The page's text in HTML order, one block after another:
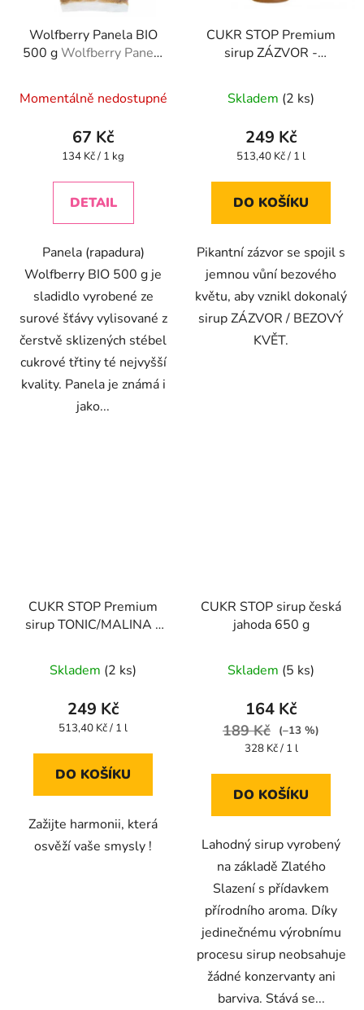
Wolfberry Panela BIO
500 gWolfberry Panela
Momentálně nedostupné
67 Kč
Měrná
134 Kč / 1 kg
DETAIL
Panela (rapadura)
Wolfberry BIO 500 g je
sladidlo vyrobené ze
surové šťávy vylisované z
čerstvě sklizených stébel
cukrové třtiny té nejvyšší
kvality. Panela je známá i
jako...
CUKR STOP Premium
sirup ZÁZVOR -
Skladem (2 ks)
249 Kč
Měrná
513,40 Kč / 1 l
DO KOŠÍKU
Pikantní zázvor se spojil s
jemnou vůní bezového
květu, aby vznikl dokonalý
sirup ZÁZVOR / BEZOVÝ
KVĚT.
CUKR STOP Premium
sirup TONIC/MALINA -
Skladem (2 ks)
249 Kč
Měrná
513,40 Kč / 1 l
DO KOŠÍKU
Zažijte harmonii, která
osvěží vaše smysly !
CUKR STOP sirup česká
jahoda 650 g
Skladem (5 ks)
164 Kč
189 Kč
(–13 %)
Měrná
328 Kč / 1 l
DO KOŠÍKU
Lahodný sirup vyrobený
na základě Zlatého
Slazení s přídavkem
přírodního aroma. Díky
jedinečnému výrobnímu
procesu sirup neobsahuje
žádné konzervanty ani
barviva. Stává se...